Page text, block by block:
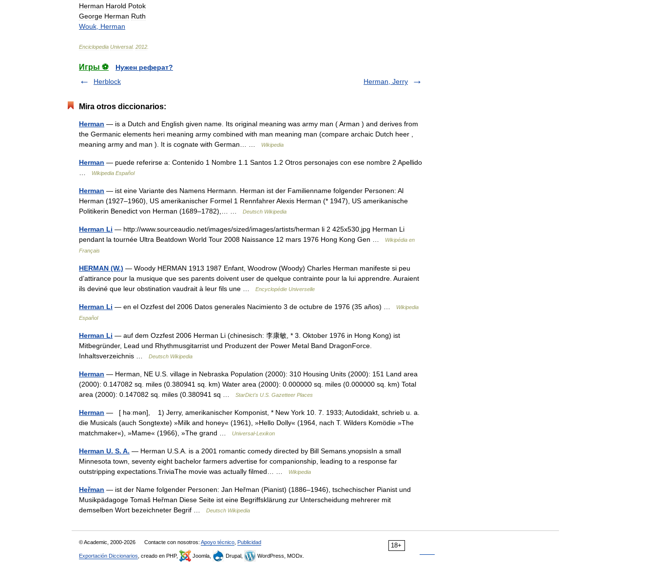
Herman Harold Potok
George Herman Ruth
Wouk Herman
Enciclopedia Universal. 2012
Игры ⚽
Нужен реферат?
Herblock
Herman, Jerry
Mira otros diccionarios:
Herman — is a Dutch and English given name. Its original meaning was army man ( Arman ) and derives from
the Germanic elements heri meaning army combined with man meaning man (compare archaic Dutch heer ,
meaning army and man ). It is cognate with German… …
Wikipedia
Herman — puede referirse a: Contenido 1 Nombre 1.1 Santos 1.2 Otros personajes con ese nombre 2 Apellido
Wikipedia Español
Herman — ist eine Variante des Namens Hermann. Herman ist der Familienname folgender Personen: Al
Herman (1927–1960), US amerikanischer Formel 1 Rennfahrer Alexis Herman (* 1947), US amerikanische
Politikerin Benedict von Herman (1689–1782),… …
Deutsch Wikipedia
Herman Li — http://www.sourceaudio.net/images/sized/images/artists/herman li 2 425x530.jpg Herman Li
pendant la tournée Ultra Beatdown World Tour 2008 Naissance 12 mars 1976 Hong Kong Gen …
Wikipédia en
Français
HERMAN (W.) — Woody HERMAN 1913 1987 Enfant, Woodrow (Woody) Charles Herman manifeste si peu
d’attirance pour la musique que ses parents doivent user de quelque contrainte pour la lui apprendre. Auraient
ils deviné que leur obstination vaudrait à leur fils une …
Encyclopédie Universelle
Herman Li — en el Ozzfest del 2006 Datos generales Nacimiento 3 de octubre de 1976 (35 años) …
Wikipedia
Español
Herman Li — auf dem Ozzfest 2006 Herman Li (chinesisch: 李康敏, * 3. Oktober 1976 in Hong Kong) ist
Mitbegründer, Lead und Rhythmusgitarrist und Produzent der Power Metal Band DragonForce.
Inhaltsverzeichnis …
Deutsch Wikipedia
Herman — Herman, NE U.S. village in Nebraska Population (2000): 310 Housing Units (2000): 151 Land area
(2000): 0.147082 sq. miles (0.380941 sq. km) Water area (2000): 0.000000 sq. miles (0.000000 sq. km) Total
area (2000): 0.147082 sq. miles (0.380941 sq …
StarDict's U.S. Gazetteer Places
Herman — [ həːmən], 1) Jerry, amerikanischer Komponist, * New York 10. 7. 1933; Autodidakt, schrieb u. a.
die Musicals (auch Songtexte) »Milk and honey« (1961), »Hello Dolly« (1964, nach T. Wilders Komödie »The
matchmaker«), »Mame« (1966), »The grand …
Universal-Lexikon
Herman U. S. A. — Herman U.S.A. is a 2001 romantic comedy directed by Bill Semans.ynopsisIn a small
Minnesota town, seventy eight bachelor farmers advertise for companionship, leading to a response far
outstripping expectations.TriviaThe movie was actually filmed… …
Wikipedia
Heřman — ist der Name folgender Personen: Jan Heřman (Pianist) (1886–1946), tschechischer Pianist und
Musikpädagoge Tomaš Heřman Diese Seite ist eine Begriffsklärung zur Unterscheidung mehrerer mit
demselben Wort bezeichneter Begrif …
Deutsch Wikipedia
18+
© Academic, 2000-2026 Contacte con nosotros: Apoyo técnico Publicidad
Exportación Diccionarios , creado en PHP, Joomla, Drupal, WordPress, MODx.